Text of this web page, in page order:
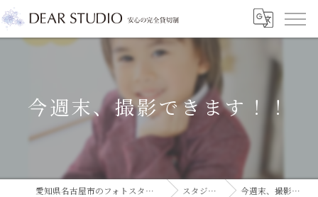
今週末、撮影できます！！
愛知県名古屋市のフォトスタジオならDEAR STUDIO スタジオコラム 今週末、撮影できます！！